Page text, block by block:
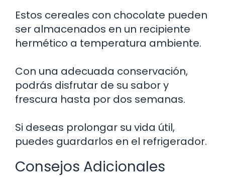
Estos cereales con chocolate pueden
ser almacenados en un recipiente
hermético a temperatura ambiente.
Con una adecuada conservación,
podrás disfrutar de su sabor y
frescura hasta por dos semanas.
Si deseas prolongar su vida útil,
puedes guardarlos en el refrigerador.
Consejos Adicionales